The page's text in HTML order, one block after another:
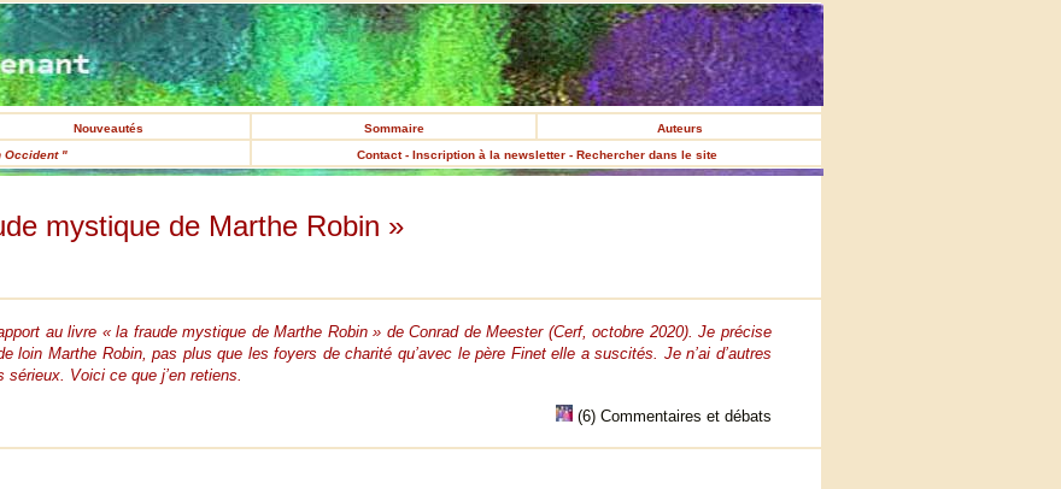
Nouveautés Sommaire
Auteurs
Occident "
Contact - Inscription à la newsletter - Rechercher dans le site
mystique de Marthe Robin »
au livre « la fraude mystique de Marthe Robin » de Conrad de Meester (Cerf, octobre 2020). Je précise
loin Marthe Robin, pas plus que les foyers de charité qu’avec le père Finet elle a suscités. Je n’ai d’autres
Voici ce que j’en retiens.
(6) Commentaires et débats